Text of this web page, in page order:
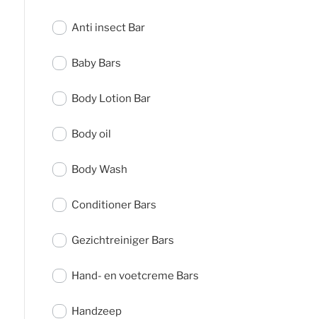
Anti insect Bar
Baby Bars
Body Lotion Bar
Body oil
Body Wash
Conditioner Bars
Gezichtreiniger Bars
Hand- en voetcreme Bars
Handzeep